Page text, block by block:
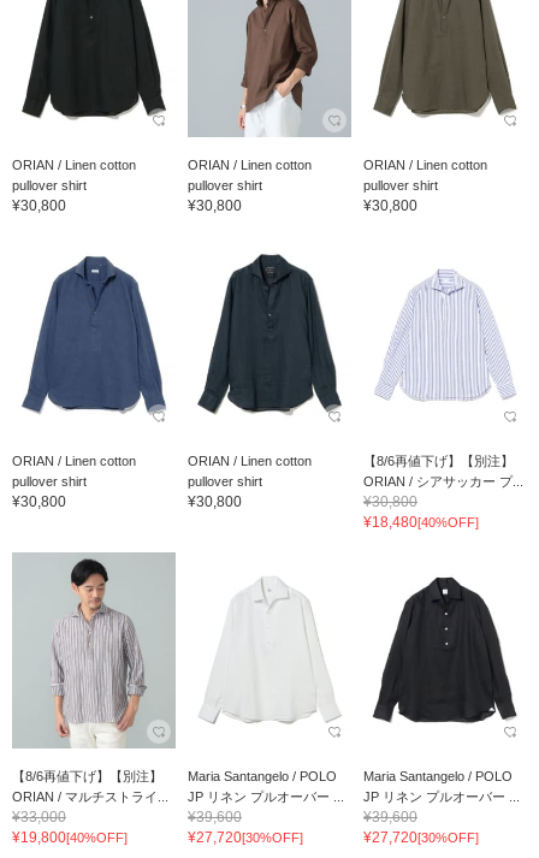
ORIAN / Linen cotton
pullover shirt
¥30,800
ORIAN / Linen cotton
pullover shirt
¥30,800
ORIAN / Linen cotton
pullover shirt
¥30,800
ORIAN / Linen cotton
pullover shirt
¥30,800
ORIAN / Linen cotton
pullover shirt
¥30,800
【8/6再値下げ】【別注】
ORIAN / シアサッカー プ...
¥30,800
¥18,480[40%OFF]
【8/6再値下げ】【別注】
ORIAN / マルチストライ...
¥33,000
¥19,800[40%OFF]
Maria Santangelo / POLO
JP リネン プルオーバー ...
¥39,600
¥27,720[30%OFF]
Maria Santangelo / POLO
JP リネン プルオーバー ...
¥39,600
¥27,720[30%OFF]